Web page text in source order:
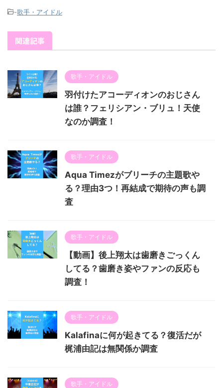
-歌手・アイドル
関連記事
歌手・アイドル
羽付けたアコーディオンのおじさん
は誰？フェリシアン・ブリュ！天使
なのか調査！
歌手・アイドル
Aqua Timezがブリーチの主題歌や
る？理由3つ！再結成で期待の声も調
査
歌手・アイドル
【動画】後上翔太は歯磨きごっくん
してる？歯磨き姿やファンの反応も
調査！
歌手・アイドル
Kalafinaに何が起きてる？復活だが
梶浦由記は無関係か調査
歌手・アイドル